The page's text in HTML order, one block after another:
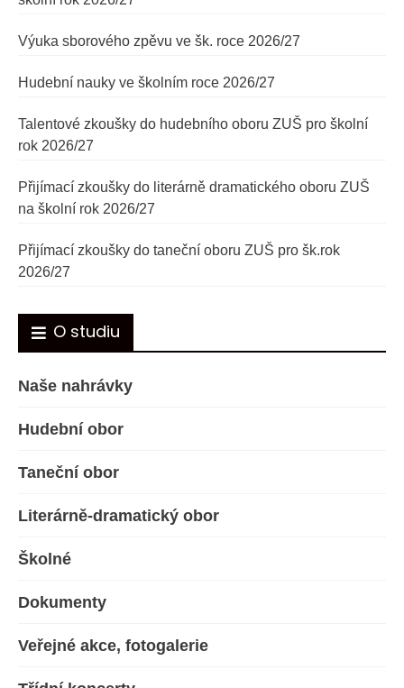
Výuka sborového zpěvu ve šk. roce 2026/27
Hudební nauky ve školním roce 2026/27
Talentové zkoušky do hudebního oboru ZUŠ pro školní
rok 2026/27
Přijímací zkoušky do literárně dramatického oboru ZUŠ
na školní rok 2026/27
Přijímací zkoušky do taneční oboru ZUŠ pro šk.rok
2026/27
O studiu
Naše nahrávky
Hudební obor
Taneční obor
Literárně-dramatický obor
Školné
Dokumenty
Veřejné akce, fotogalerie